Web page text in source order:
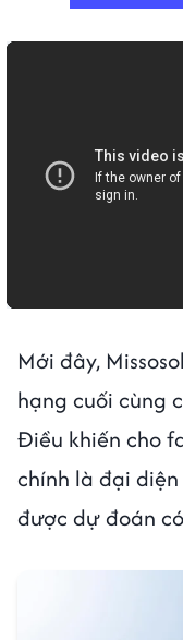
Mới đây,
hạng cuối cùng
Điều khiến cho
chính là đại
được dự đoán